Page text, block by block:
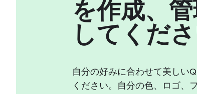
を作成、
してくださ
自分の好みに合わせて美しい
ください。自分の色、ロゴ、